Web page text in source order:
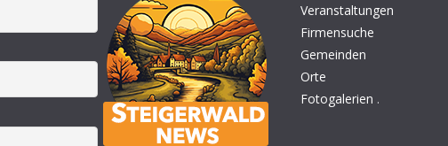
Veranstaltungen
Firmensuche
Gemeinden
Orte
Fotogalerien .